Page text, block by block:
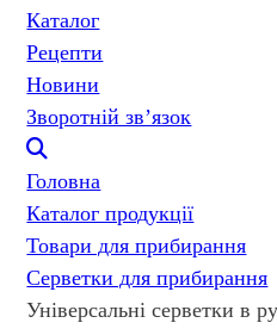
Каталог
Рецепти
Новини
Зворотній зв’язок
Головна
Каталог продукції
Товари для прибирання
Серветки для прибирання
Універсальні cерветки в